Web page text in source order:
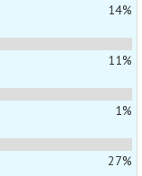
14%
11%
1%
27%